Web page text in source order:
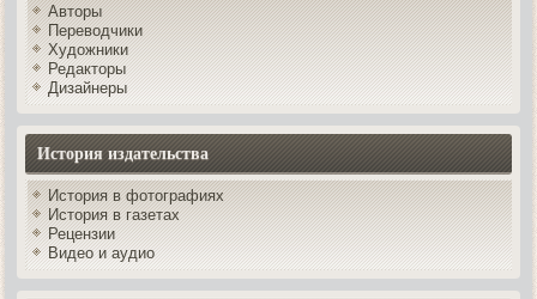
Авторы
Переводчики
Художники
Редакторы
Дизайнеры
История издательства
История в фотографиях
История в газетах
Рецензии
Видео и аудио